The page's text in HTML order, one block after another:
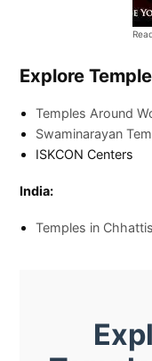
Explore
Temples Around
Swaminarayan
ISKCON Centers
India:
Temples in